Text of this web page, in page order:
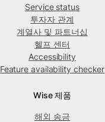
Service status
투자자 관계
계열사 및 파트너십
헬프 센터
Accessibility
Feature availability checker
Wise 제품
해외 송금